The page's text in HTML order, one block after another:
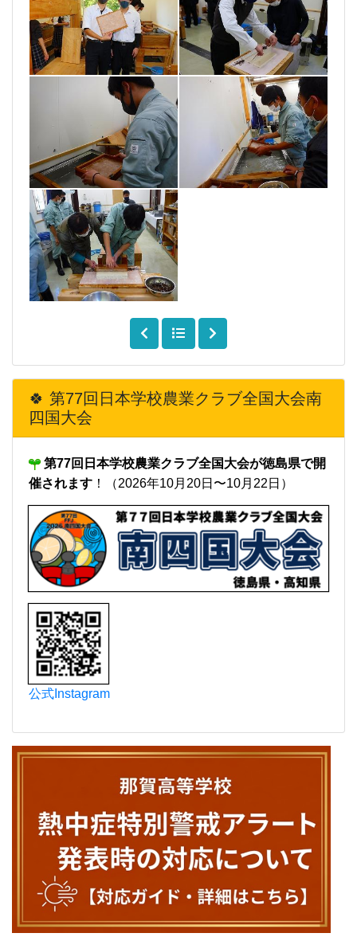
🍀 第77回日本学校農業クラブ全国大会南
四国大会
第77回日本学校農業クラブ全国大会が徳島県で開
催されます ！（2026年10月20日〜10月22日）
公式Instagram